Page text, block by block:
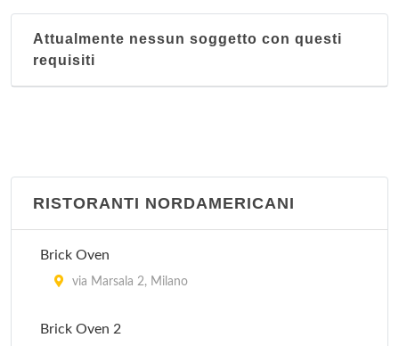
Attualmente nessun soggetto con questi
requisiti
RISTORANTI NORDAMERICANI
Brick Oven
via Marsala 2, Milano
Brick Oven 2